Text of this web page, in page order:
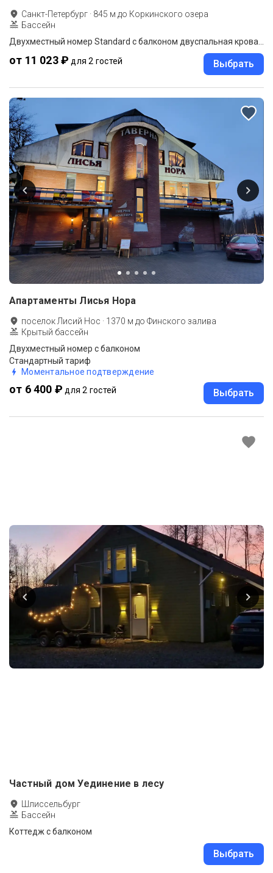
Санкт-Петербург · 845 м до Коркинского озера
Бассейн
от 11 023 ₽ для 2 гостей Выбрать
Апартаменты Лисья Нора
поселок Лисий Нос · 1370 м до Финского залива
Крытый бассейн
Двухместный номер с балконом
Стандартный тариф
Моментальное подтверждение
от 6 400 ₽ для 2 гостей Выбрать
Частный дом Уединение в лесу
Шлиссельбург
Бассейн
Коттедж с балконом
Выбрать